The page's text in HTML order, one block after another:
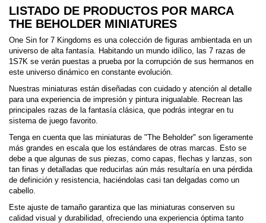
LISTADO DE PRODUCTOS POR MARCA
THE BEHOLDER MINIATURES
One Sin for 7 Kingdoms es una colección de figuras ambientada en un
universo de alta fantasía. Habitando un mundo idílico, las 7 razas de
1S7K se verán puestas a prueba por la corrupción de sus hermanos en
este universo dinámico en constante evolución.
Nuestras miniaturas están diseñadas con cuidado y atención al detalle
para una experiencia de impresión y pintura inigualable. Recrean las
principales razas de la fantasía clásica, que podrás integrar en tu
sistema de juego favorito.
Tenga en cuenta que las miniaturas de "The Beholder" son ligeramente
más grandes en escala que los estándares de otras marcas. Esto se
debe a que algunas de sus piezas, como capas, flechas y lanzas, son
tan finas y detalladas que reducirlas aún más resultaría en una pérdida
de definición y resistencia, haciéndolas casi tan delgadas como un
cabello.
Este ajuste de tamaño garantiza que las miniaturas conserven su
calidad visual y durabilidad, ofreciendo una experiencia óptima tanto